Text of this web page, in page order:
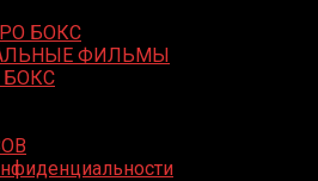
БОКС
ФИЛЬМЫ